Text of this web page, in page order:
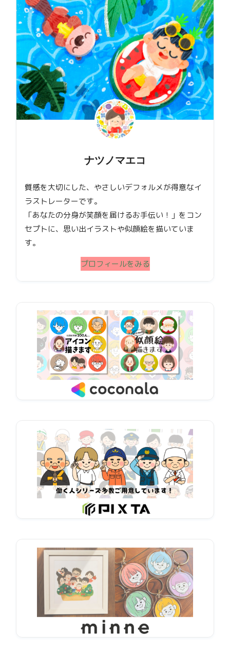
ナツノマエコ
質感を大切にした、やさしいデフォルメが得意なイ
ラストレーターです。
「あなたの分身が笑顔を届けるお手伝い！」をコン
セプトに、思い出イラストや似顔絵を描いていま
す。
プロフィールをみる